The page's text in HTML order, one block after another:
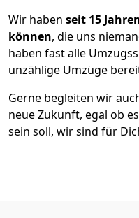
Wir haben seit 15
können, die uns
haben fast alle
unzählige Umzüge
Gerne begleiten wir
neue Zukunft, egal ob es
sein soll, wir sind für